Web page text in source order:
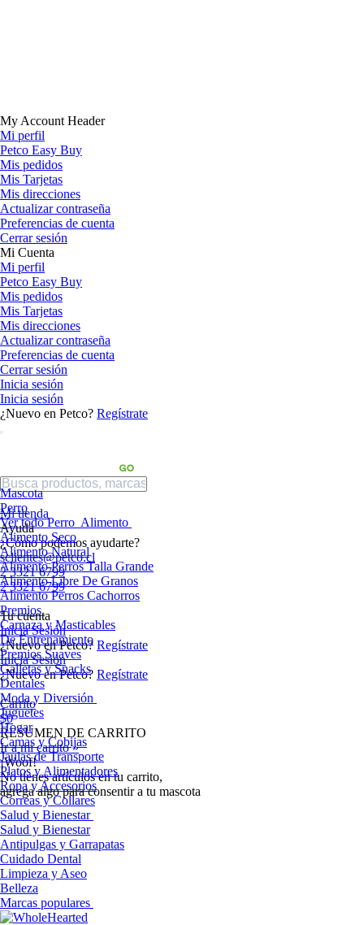
My Account Header
Mi perfil
Petco Easy Buy
Mis pedidos
Mis Tarjetas
Mis direcciones
Actualizar contraseña
Preferencias de cuenta
Cerrar sesión
Mi Cuenta
Mi perfil
Petco Easy Buy
Mis pedidos
Mis Tarjetas
Mis direcciones
Actualizar contraseña
Preferencias de cuenta
Cerrar sesión
Inicia sesión
Inicia sesión
¿Nuevo en Petco? Regístrate
Mi tienda
Ayuda
¿Cómo podemos ayudarte?
sclientes@petco.cl
2 3321 6799
2 3321 6799
Tu cuenta
Inicia Sesión
¿Nuevo en Petco? Regístrate
Inicia Sesión
¿Nuevo en Petco? Regístrate
Carrito
$0
RESUMEN DE CARRITO
Ir a mi carrito »
¡Woof!
No tíenes artículos en tu carrito,
agrega algo para consentir a tu mascota
Mascota
Perro
Ver todo Perro Alimento
Alimento Seco
Alimento Natural
Alimento Perros Talla Grande
Alimento Libre De Granos
Alimento Perros Cachorros
Premios
Carnaza y Masticables
De Entrenamiento
Premios Suaves
Galletas y Snacks
Dentales
Moda y Diversión
Juguetes
Hogar
Camas y Cobijas
Jaulas de Transporte
Platos y Alimentadores
Ropa y Accesorios
Correas y Collares
Salud y Bienestar
Salud y Bienestar
Antipulgas y Garrapatas
Cuidado Dental
Limpieza y Aseo
Belleza
Marcas populares